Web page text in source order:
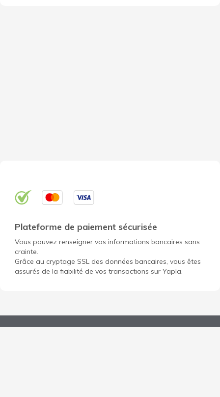
Plateforme de paiement sécurisée
Vous pouvez renseigner vos informations bancaires sans
crainte.
Grâce au cryptage SSL des données bancaires, vous êtes
assurés de la fiabilité de vos transactions sur Yapla.